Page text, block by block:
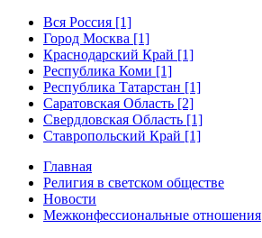
Вся Россия [1]
Город Москва [1]
Краснодарский Край [1]
Республика Коми [1]
Республика Татарстан [1]
Саратовская Область [2]
Свердловская Область [1]
Ставропольский Край [1]
Главная
Религия в светском обществе
Новости
Межконфессиональные отношения